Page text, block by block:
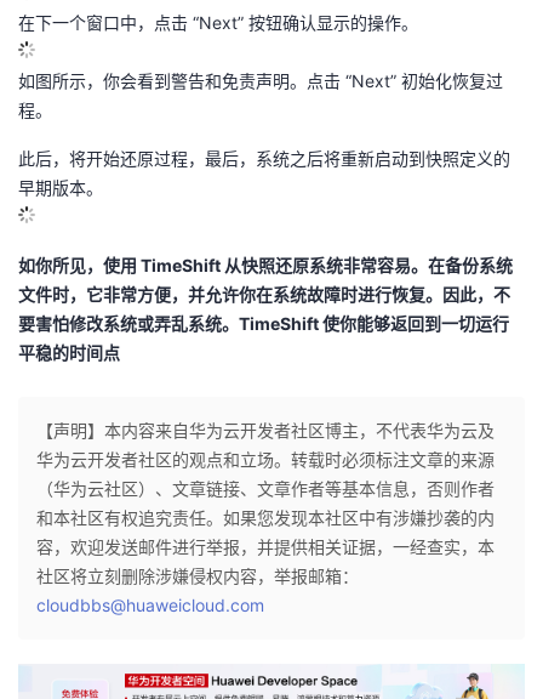
在下一个窗口中，点击 “Next” 按钮确认显示的操作。
如图所示，你会看到警告和免责声明。点击 “Next” 初始化恢复过
程。
此后，将开始还原过程，最后，系统之后将重新启动到快照定义的
早期版本。
如你所见，使用 TimeShift 从快照还原系统非常容易。在备份系统
文件时，它非常方便，并允许你在系统故障时进行恢复。因此，不
要害怕修改系统或弄乱系统。TimeShift 使你能够返回到一切运行
平稳的时间点
【声明】本内容来自华为云开发者社区博主，不代表华为云及
华为云开发者社区的观点和立场。转载时必须标注文章的来源
（华为云社区）、文章链接、文章作者等基本信息，否则作者
和本社区有权追究责任。如果您发现本社区中有涉嫌抄袭的内
容，欢迎发送邮件进行举报，并提供相关证据，一经查实，本
社区将立刻删除涉嫌侵权内容，举报邮箱：
cloudbbs@huaweicloud.com